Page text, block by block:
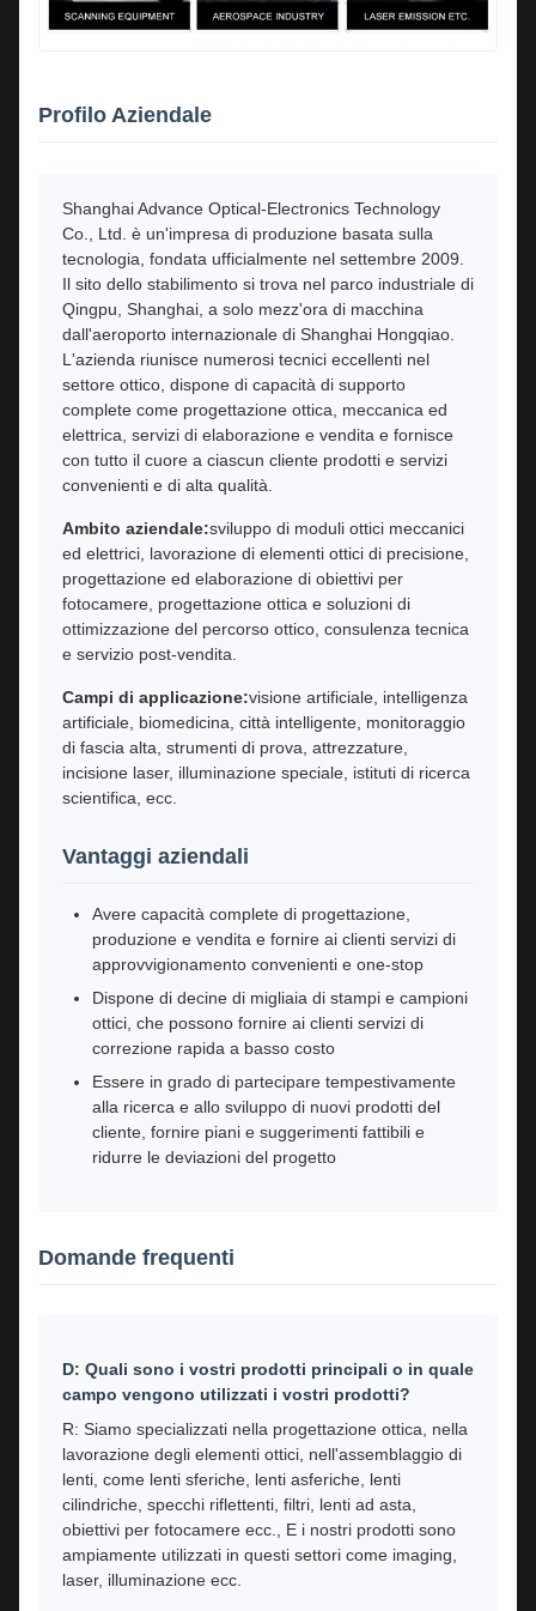
Profilo Aziendale
Shanghai Advance Optical-Electronics Technology
Co., Ltd. è un'impresa di produzione basata sulla
tecnologia, fondata ufficialmente nel settembre 2009.
Il sito dello stabilimento si trova nel parco industriale di
Qingpu, Shanghai, a solo mezz'ora di macchina
dall'aeroporto internazionale di Shanghai Hongqiao.
L'azienda riunisce numerosi tecnici eccellenti nel
settore ottico, dispone di capacità di supporto
complete come progettazione ottica, meccanica ed
elettrica, servizi di elaborazione e vendita e fornisce
con tutto il cuore a ciascun cliente prodotti e servizi
convenienti e di alta qualità.
Ambito aziendale:sviluppo di moduli ottici meccanici
ed elettrici, lavorazione di elementi ottici di precisione,
progettazione ed elaborazione di obiettivi per
fotocamere, progettazione ottica e soluzioni di
ottimizzazione del percorso ottico, consulenza tecnica
e servizio post-vendita.
Campi di applicazione:visione artificiale, intelligenza
artificiale, biomedicina, città intelligente, monitoraggio
di fascia alta, strumenti di prova, attrezzature,
incisione laser, illuminazione speciale, istituti di ricerca
scientifica, ecc.
Vantaggi aziendali
Avere capacità complete di progettazione,
produzione e vendita e fornire ai clienti servizi di
approvvigionamento convenienti e one-stop
Dispone di decine di migliaia di stampi e campioni
ottici, che possono fornire ai clienti servizi di
correzione rapida a basso costo
Essere in grado di partecipare tempestivamente
alla ricerca e allo sviluppo di nuovi prodotti del
cliente, fornire piani e suggerimenti fattibili e
ridurre le deviazioni del progetto
Domande frequenti
D: Quali sono i vostri prodotti principali o in quale
campo vengono utilizzati i vostri prodotti?
R: Siamo specializzati nella progettazione ottica, nella
lavorazione degli elementi ottici, nell'assemblaggio di
lenti, come lenti sferiche, lenti asferiche, lenti
cilindriche, specchi riflettenti, filtri, lenti ad asta,
obiettivi per fotocamere ecc., E i nostri prodotti sono
ampiamente utilizzati in questi settori come imaging,
laser, illuminazione ecc.